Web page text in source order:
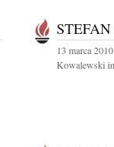
13 marca
Kowalewski